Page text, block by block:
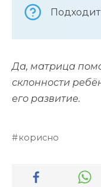
Да, матрица
склонности
его развитие.
корисно